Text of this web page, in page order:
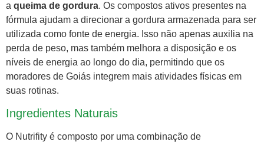
a queima de gordura. Os compostos ativos presentes na
fórmula ajudam a direcionar a gordura armazenada para ser
utilizada como fonte de energia. Isso não apenas auxilia na
perda de peso, mas também melhora a disposição e os
níveis de energia ao longo do dia, permitindo que os
moradores de Goiás integrem mais atividades físicas em
suas rotinas.
Ingredientes Naturais
O Nutrifity é composto por uma combinação de